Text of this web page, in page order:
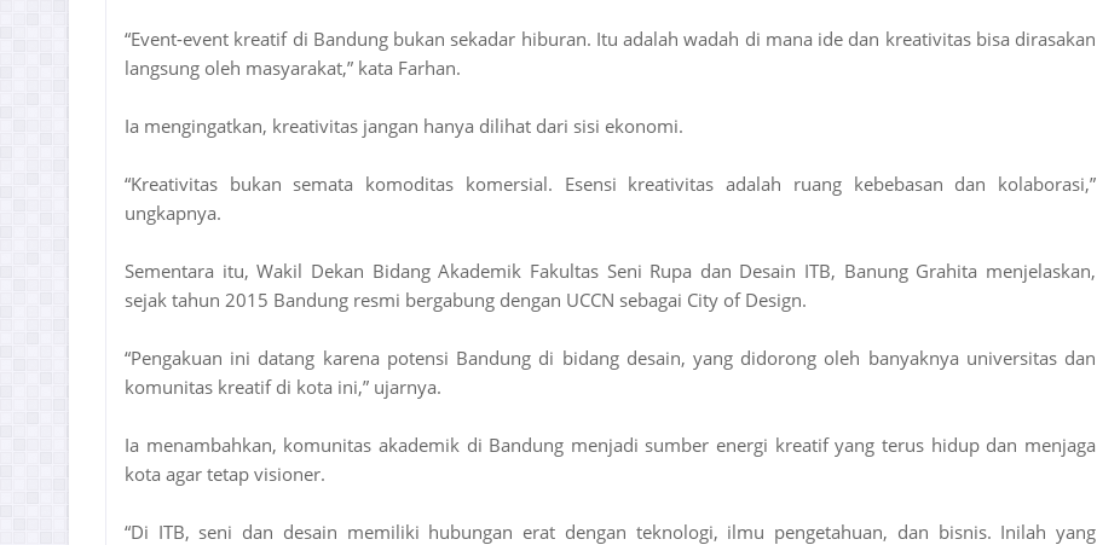
“Event-event kreatif di Bandung bukan sekadar hiburan. Itu adalah wadah di mana ide dan kreativitas bisa dirasakan
langsung oleh masyarakat,” kata Farhan.
Ia mengingatkan, kreativitas jangan hanya dilihat dari sisi ekonomi.
“Kreativitas bukan semata komoditas komersial. Esensi kreativitas adalah ruang kebebasan dan kolaborasi,”
ungkapnya.
Sementara itu, Wakil Dekan Bidang Akademik Fakultas Seni Rupa dan Desain ITB, Banung Grahita menjelaskan,
sejak tahun 2015 Bandung resmi bergabung dengan UCCN sebagai City of Design.
“Pengakuan ini datang karena potensi Bandung di bidang desain, yang didorong oleh banyaknya universitas dan
komunitas kreatif di kota ini,” ujarnya.
Ia menambahkan, komunitas akademik di Bandung menjadi sumber energi kreatif yang terus hidup dan menjaga
kota agar tetap visioner.
“Di ITB, seni dan desain memiliki hubungan erat dengan teknologi, ilmu pengetahuan, dan bisnis. Inilah yang